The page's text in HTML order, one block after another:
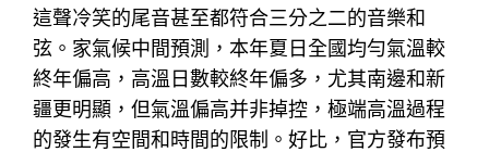
這聲冷笑的尾音甚至都符合三分之二的音樂和
弦。家氣候中間預測，本年夏日全國均勻氣溫較
終年偏高，高溫日數較終年偏多，尤其南邊和新
疆更明顯，但氣溫偏高并非掉控，極端高溫過程
的發生有空間和時間的限制。好比，官方發布預